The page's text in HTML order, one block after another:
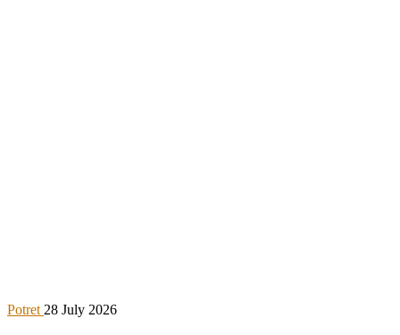
Potret 28 July 2026